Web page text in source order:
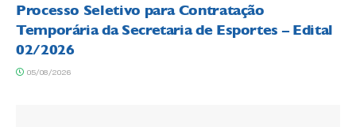
Processo Seletivo para Contratação
Temporária da Secretaria de Esportes – Edital
02/2026
05/08/2026